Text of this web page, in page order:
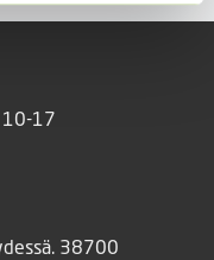
10-17
38700